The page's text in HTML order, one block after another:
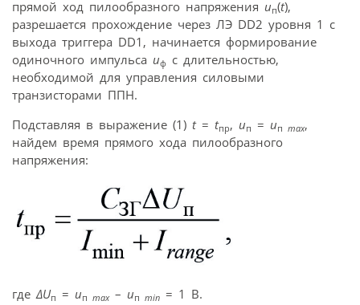
прямой ход пилообразного напряжения uп(t),
разрешается прохождение через ЛЭ DD2 уровня 1 с
выхода триггера DD1, начинается формирование
одиночного импульса uф с длительностью,
необходимой для управления силовыми
транзисторами ППН.
Подставляя в выражение (1) t= tпр, uп = uп max,
найдем время прямого хода пилообразного
напряжения:
где ∆Uп = uп max– uп min = 1 В.